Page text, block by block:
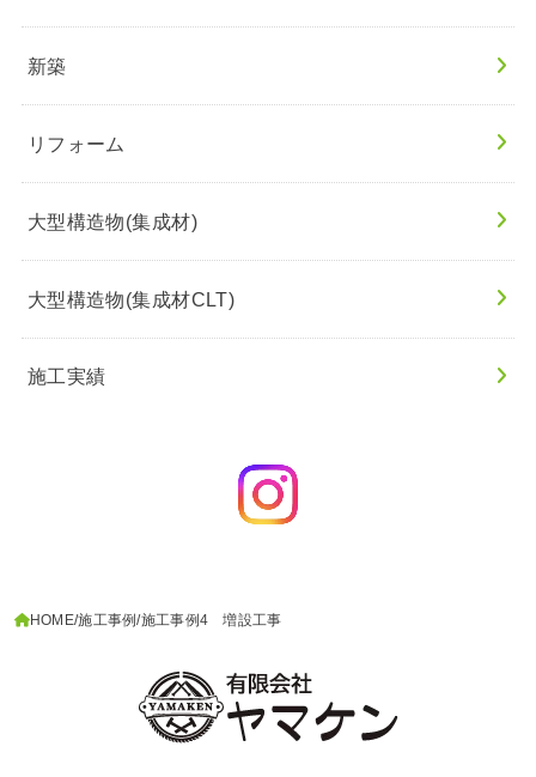
新築
リフォーム
大型構造物(集成材)
大型構造物(集成材CLT)
施工実績
HOME 施工事例 施工事例4 増設工事